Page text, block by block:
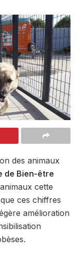
des animaux
de Bien-être
cette
ces chiffres
amélioration